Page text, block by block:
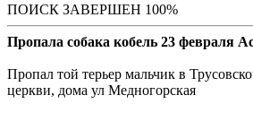
ПОИСК ЗАВЕРШЕН 100%
Пропала собака кобель 23 февраля
Пропал той терьер мальчик в
церкви, дома ул Медногорская